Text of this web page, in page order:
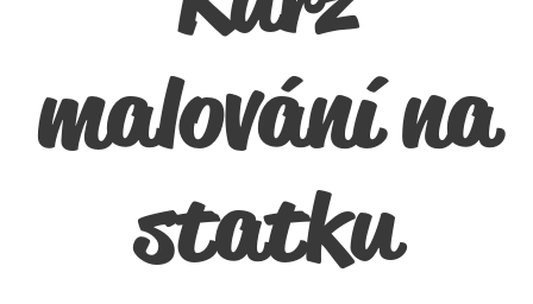
malování na
statku